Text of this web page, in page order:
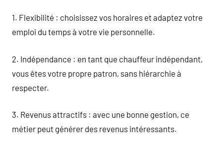
1. Flexibilité : choisissez vos horaires et adaptez votre
emploi du temps à votre vie personnelle.
2. Indépendance : en tant que chauffeur indépendant,
vous êtes votre propre patron, sans hiérarchie à
respecter.
3. Revenus attractifs : avec une bonne gestion, ce
métier peut générer des revenus intéressants.